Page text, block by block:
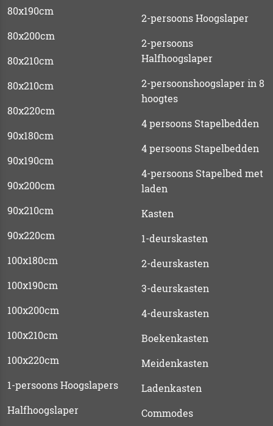
80x190cm
80x200cm
80x210cm
80x210cm
80x220cm
90x180cm
90x190cm
90x200cm
90x210cm
90x220cm
100x180cm
100x190cm
100x200cm
100x210cm
100x220cm
1-persoons Hoogslapers
Halfhoogslaper
2-persoons Hoogslaper
2-persoons
Halfhoogslaper
2-persoonshoogslaper in 8
hoogtes
4 persoons Stapelbedden
4 persoons Stapelbedden
4-persoons Stapelbed met
laden
Kasten
1-deurskasten
2-deurskasten
3-deurskasten
4-deurskasten
Boekenkasten
Meidenkasten
Ladenkasten
Commodes